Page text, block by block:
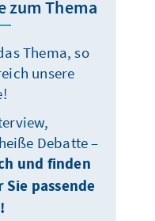
zum Thema
Thema, so
unsere
Debatte –
und finden
passende